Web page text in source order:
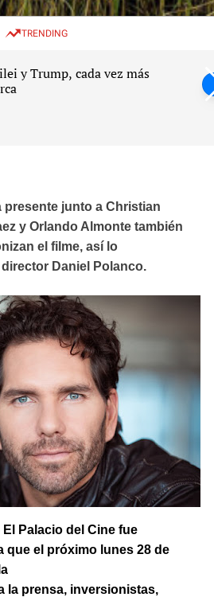
w
c
e
e
TRENDING
y Trump, cada vez más
presente junto a Christian
y Orlando Almonte también
el filme, así lo
Daniel Polanco.
Palacio del Cine fue
que el próximo lunes 28 de
la prensa, inversionistas,